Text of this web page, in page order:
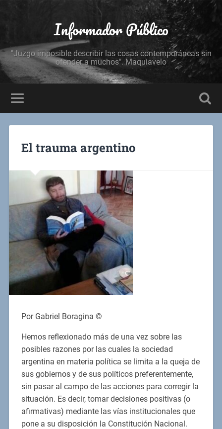
Informador Público
"Juzgo imposible describir las cosas contemporáneas sin
ofender a muchos". Maquiavelo
El trauma argentino
Por Gabriel Boragina ©
Hemos reflexionado más de una vez sobre las
posibles razones por las cuales la sociedad
argentina en materia política se limita a la queja de
sus gobiernos y de sus políticos preferentemente,
sin pasar al campo de las acciones para corregir la
situación. Es decir, tomar decisiones positivas (o
afirmativas) mediante las vías institucionales que
pone a su disposición la Constitución Nacional.